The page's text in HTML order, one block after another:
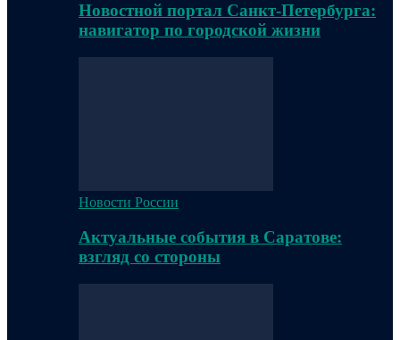
Новостной портал Санкт-Петербурга:
навигатор по городской жизни
Новости России
Актуальные события в Саратове:
взгляд со стороны